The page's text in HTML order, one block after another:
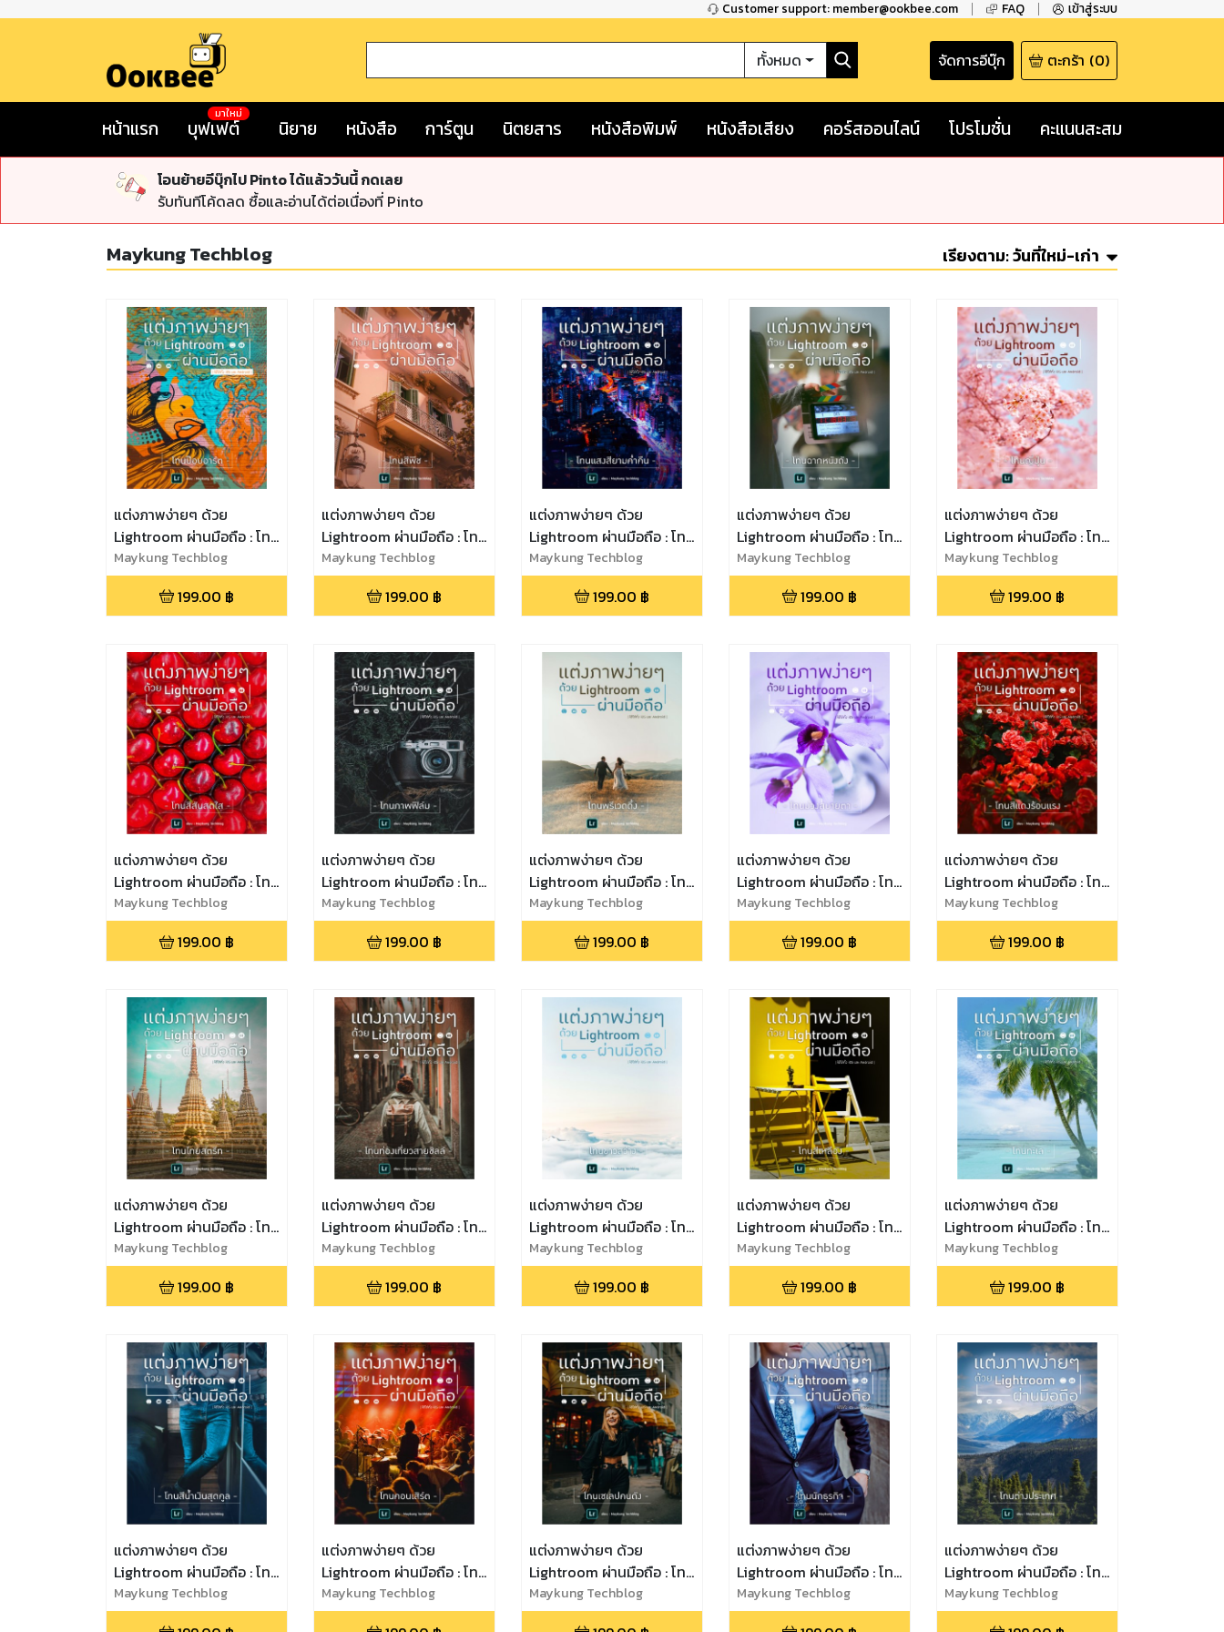
Customer support: member@ookbee.com FAQ เข้าสู่ระบบ
ทั้งหมด จัดการอีบุ๊ก ตะกร้า (0)
หน้าแรก บุฟเฟต์
มาใหม่
นิยาย หนังสือ การ์ตูน นิตยสาร หนังสือพิมพ์ หนังสือเสียง คอร์สออนไลน์ โปรโมชั่น คะแนนสะสม
โอนย้ายอีบุ๊กไป Pinto ได้แล้ววันนี้ กดเลย
รับทันทีโค้ดลด ซื้อและอ่านได้ต่อเนื่องที่ Pinto
Maykung Techblog เรียงตาม:วันที่ใหม่-เก่า
แต่งภาพง่ายๆ ด้วย
Lightroom ผ่านมือถือ : โทน
ป๊อปอาร์ต
Maykung Techblog
199.00 ฿
แต่งภาพง่ายๆ ด้วย
Lightroom ผ่านมือถือ : โทน
สีพีช
Maykung Techblog
199.00 ฿
แต่งภาพง่ายๆ ด้วย
Lightroom ผ่านมือถือ : โทน
แสงสียามค่ำคืน
Maykung Techblog
199.00 ฿
แต่งภาพง่ายๆ ด้วย
Lightroom ผ่านมือถือ : โทน
ฉากหนังดัง
Maykung Techblog
199.00 ฿
แต่งภาพง่ายๆ ด้วย
Lightroom ผ่านมือถือ : โทน
ญี่ปุ่น
Maykung Techblog
199.00 ฿
แต่งภาพง่ายๆ ด้วย
Lightroom ผ่านมือถือ : โทน
สีสันสดใส
Maykung Techblog
199.00 ฿
แต่งภาพง่ายๆ ด้วย
Lightroom ผ่านมือถือ : โทน
ภาพฟิล์ม
Maykung Techblog
199.00 ฿
แต่งภาพง่ายๆ ด้วย
Lightroom ผ่านมือถือ : โท
นพรีเวดดิ้ง
Maykung Techblog
199.00 ฿
แต่งภาพง่ายๆ ด้วย
Lightroom ผ่านมือถือ : โทน
ม่วงสบายตา
Maykung Techblog
199.00 ฿
แต่งภาพง่ายๆ ด้วย
Lightroom ผ่านมือถือ : โทน
สีแดงร้อนแรง
Maykung Techblog
199.00 ฿
แต่งภาพง่ายๆ ด้วย
Lightroom ผ่านมือถือ : โทน
ไทยสตรีท
Maykung Techblog
199.00 ฿
แต่งภาพง่ายๆ ด้วย
Lightroom ผ่านมือถือ : โทน
ท่องเที่ยวสายชิลล์
Maykung Techblog
199.00 ฿
แต่งภาพง่ายๆ ด้วย
Lightroom ผ่านมือถือ : โทน
ขาวสว่าง
Maykung Techblog
199.00 ฿
แต่งภาพง่ายๆ ด้วย
Lightroom ผ่านมือถือ : โทน
สีเหลือง
Maykung Techblog
199.00 ฿
แต่งภาพง่ายๆ ด้วย
Lightroom ผ่านมือถือ : โทน
ทะเล
Maykung Techblog
199.00 ฿
แต่งภาพง่ายๆ ด้วย
Lightroom ผ่านมือถือ : โทน
สีน้ำเงินสุดคูล
Maykung Techblog
แต่งภาพง่ายๆ ด้วย
Lightroom ผ่านมือถือ : โทน
คอนเสิร์ต
Maykung Techblog
แต่งภาพง่ายๆ ด้วย
Lightroom ผ่านมือถือ : โทน
เซเลปคนดัง
Maykung Techblog
แต่งภาพง่ายๆ ด้วย
Lightroom ผ่านมือถือ : โทน
นักธุรกิจ
Maykung Techblog
แต่งภาพง่ายๆ ด้วย
Lightroom ผ่านมือถือ : โทน
ต่างประเทศ
Maykung Techblog